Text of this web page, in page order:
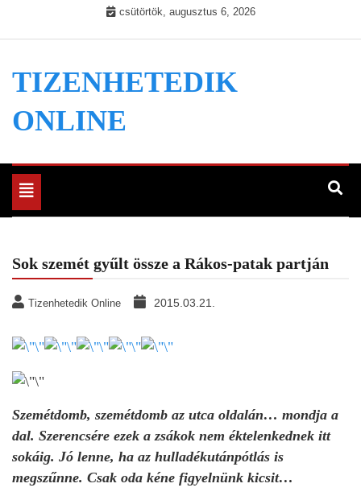
csütörtök, augusztus 6, 2026
TIZENHETEDIK
ONLINE
Toggle
navigation
Sok szemét gyűlt össze a Rákos-patak partján
Tizenhetedik Online 2015.03.21.
Szemétdomb, szemétdomb az utca oldalán… mondja a
dal. Szerencsére ezek a zsákok nem éktelenkednek itt
sokáig. Jó lenne, ha az hulladékutánpótlás is
megszűnne. Csak oda kéne figyelnünk kicsit…